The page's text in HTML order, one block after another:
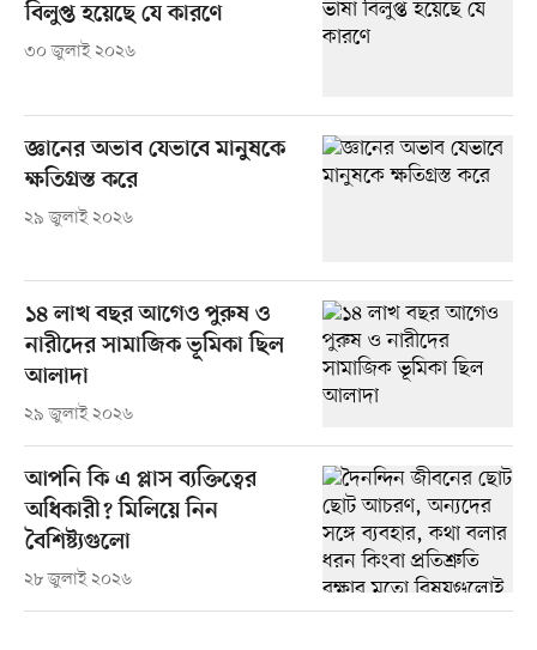
বিলুপ্ত হয়েছে যে কারণে
৩০ জুলাই ২০২৬
জ্ঞানের অভাব যেভাবে মানুষকে
ক্ষতিগ্রস্ত করে
২৯ জুলাই ২০২৬
১৪ লাখ বছর আগেও পুরুষ ও
নারীদের সামাজিক ভূমিকা ছিল
আলাদা
২৯ জুলাই ২০২৬
আপনি কি এ প্লাস ব্যক্তিত্বের
অধিকারী? মিলিয়ে নিন
বৈশিষ্ট্যগুলো
২৮ জুলাই ২০২৬